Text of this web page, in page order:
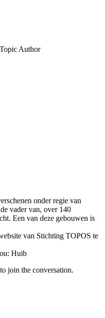
Topic Author
onder regie van
vader van, over 140
Een van deze gebouwen is
van Stichting TOPOS te
Huib
to join the conversation.